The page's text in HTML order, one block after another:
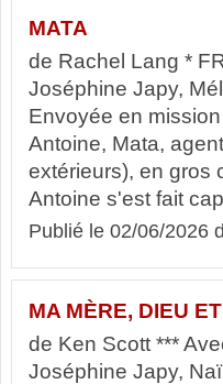
MATA
de Rachel Lang *
Joséphine Japy,
Envoyée en
Antoine, Mata,
extérieurs), en gros
Antoine s'est fait
Publié le 02/06/2026
MA MÈRE, DIEU
de Ken Scott ***
Joséphine Japy,